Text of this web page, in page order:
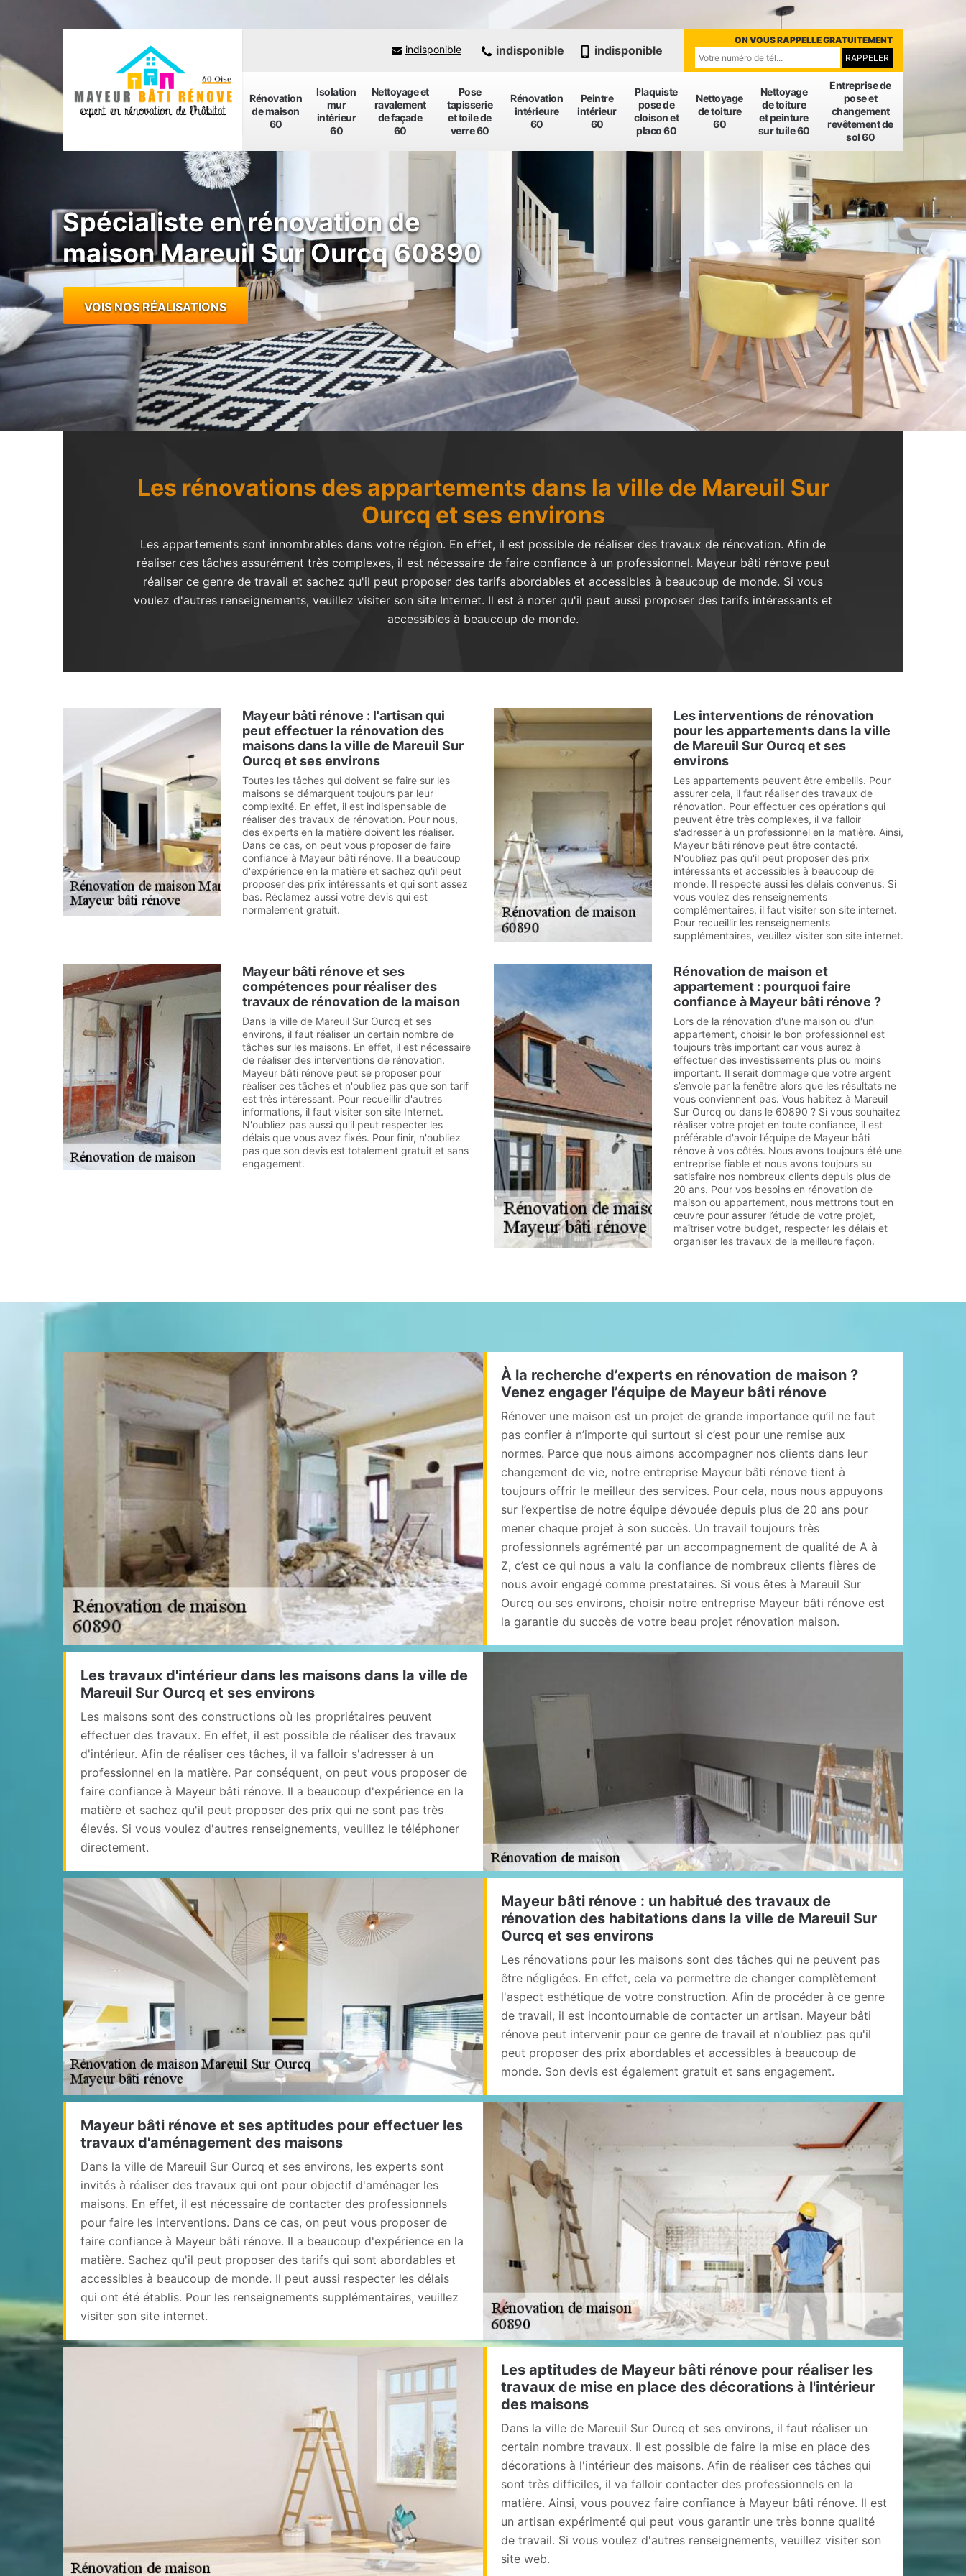
Rénovation
de maison
60
Isolation
mur
intérieur
60
Nettoyage et
ravalement
de façade
60
Pose
tapisserie
et toile de
verre 60
Rénovation
intérieure
60
Peintre
intérieur
60
Plaquiste
pose de
cloison et
placo 60
Nettoyage
de toiture
60
Nettoyage
de toiture
et peinture
sur tuile 60
Entreprise de
pose et
changement
revêtement de
sol 60
indisponible indisponible indisponible
ON VOUS RAPPELLE GRATUITEMENT
Spécialiste en rénovation de
maison Mareuil Sur Ourcq 60890
VOIS NOS RÉALISATIONS
Les rénovations des appartements dans la ville de Mareuil Sur
Ourcq et ses environs
Les appartements sont innombrables dans votre région. En effet, il est possible de réaliser des travaux de rénovation. Afin de
réaliser ces tâches assurément très complexes, il est nécessaire de faire confiance à un professionnel. Mayeur bâti rénove peut
réaliser ce genre de travail et sachez qu'il peut proposer des tarifs abordables et accessibles à beaucoup de monde. Si vous
voulez d'autres renseignements, veuillez visiter son site Internet. Il est à noter qu'il peut aussi proposer des tarifs intéressants et
accessibles à beaucoup de monde.
Mayeur bâti rénove : l'artisan qui
peut effectuer la rénovation des
maisons dans la ville de Mareuil Sur
Ourcq et ses environs
Toutes les tâches qui doivent se faire sur les
maisons se démarquent toujours par leur
complexité. En effet, il est indispensable de
réaliser des travaux de rénovation. Pour nous,
des experts en la matière doivent les réaliser.
Dans ce cas, on peut vous proposer de faire
confiance à Mayeur bâti rénove. Il a beaucoup
d'expérience en la matière et sachez qu'il peut
proposer des prix intéressants et qui sont assez
bas. Réclamez aussi votre devis qui est
normalement gratuit.
Les interventions de rénovation
pour les appartements dans la ville
de Mareuil Sur Ourcq et ses
environs
Les appartements peuvent être embellis. Pour
assurer cela, il faut réaliser des travaux de
rénovation. Pour effectuer ces opérations qui
peuvent être très complexes, il va falloir
s'adresser à un professionnel en la matière. Ainsi,
Mayeur bâti rénove peut être contacté.
N'oubliez pas qu'il peut proposer des prix
intéressants et accessibles à beaucoup de
monde. Il respecte aussi les délais convenus. Si
vous voulez des renseignements
complémentaires, il faut visiter son site internet.
Pour recueillir les renseignements
supplémentaires, veuillez visiter son site internet.
Mayeur bâti rénove et ses
compétences pour réaliser des
travaux de rénovation de la maison
Dans la ville de Mareuil Sur Ourcq et ses
environs, il faut réaliser un certain nombre de
tâches sur les maisons. En effet, il est nécessaire
de réaliser des interventions de rénovation.
Mayeur bâti rénove peut se proposer pour
réaliser ces tâches et n'oubliez pas que son tarif
est très intéressant. Pour recueillir d'autres
informations, il faut visiter son site Internet.
N'oubliez pas aussi qu'il peut respecter les
délais que vous avez fixés. Pour finir, n'oubliez
pas que son devis est totalement gratuit et sans
engagement.
Rénovation de maison et
appartement : pourquoi faire
confiance à Mayeur bâti rénove ?
Lors de la rénovation d'une maison ou d'un
appartement, choisir le bon professionnel est
toujours très important car vous aurez à
effectuer des investissements plus ou moins
important. Il serait dommage que votre argent
s’envole par la fenêtre alors que les résultats ne
vous conviennent pas. Vous habitez à Mareuil
Sur Ourcq ou dans le 60890 ? Si vous souhaitez
réaliser votre projet en toute confiance, il est
préférable d'avoir l’équipe de Mayeur bâti
rénove à vos côtés. Nous avons toujours été une
entreprise fiable et nous avons toujours su
satisfaire nos nombreux clients depuis plus de
20 ans. Pour vos besoins en rénovation de
maison ou appartement, nous mettrons tout en
œuvre pour assurer l’étude de votre projet,
maîtriser votre budget, respecter les délais et
organiser les travaux de la meilleure façon.
À la recherche d’experts en rénovation de maison ?
Venez engager l’équipe de Mayeur bâti rénove
Rénover une maison est un projet de grande importance qu’il ne faut
pas confier à n’importe qui surtout si c’est pour une remise aux
normes. Parce que nous aimons accompagner nos clients dans leur
changement de vie, notre entreprise Mayeur bâti rénove tient à
toujours offrir le meilleur des services. Pour cela, nous nous appuyons
sur l’expertise de notre équipe dévouée depuis plus de 20 ans pour
mener chaque projet à son succès. Un travail toujours très
professionnels agrémenté par un accompagnement de qualité de A à
Z, c’est ce qui nous a valu la confiance de nombreux clients fières de
nous avoir engagé comme prestataires. Si vous êtes à Mareuil Sur
Ourcq ou ses environs, choisir notre entreprise Mayeur bâti rénove est
la garantie du succès de votre beau projet rénovation maison.
Les travaux d'intérieur dans les maisons dans la ville de
Mareuil Sur Ourcq et ses environs
Les maisons sont des constructions où les propriétaires peuvent
effectuer des travaux. En effet, il est possible de réaliser des travaux
d'intérieur. Afin de réaliser ces tâches, il va falloir s'adresser à un
professionnel en la matière. Par conséquent, on peut vous proposer de
faire confiance à Mayeur bâti rénove. Il a beaucoup d'expérience en la
matière et sachez qu'il peut proposer des prix qui ne sont pas très
élevés. Si vous voulez d'autres renseignements, veuillez le téléphoner
directement.
Mayeur bâti rénove : un habitué des travaux de
rénovation des habitations dans la ville de Mareuil Sur
Ourcq et ses environs
Les rénovations pour les maisons sont des tâches qui ne peuvent pas
être négligées. En effet, cela va permettre de changer complètement
l'aspect esthétique de votre construction. Afin de procéder à ce genre
de travail, il est incontournable de contacter un artisan. Mayeur bâti
rénove peut intervenir pour ce genre de travail et n'oubliez pas qu'il
peut proposer des prix abordables et accessibles à beaucoup de
monde. Son devis est également gratuit et sans engagement.
Mayeur bâti rénove et ses aptitudes pour effectuer les
travaux d'aménagement des maisons
Dans la ville de Mareuil Sur Ourcq et ses environs, les experts sont
invités à réaliser des travaux qui ont pour objectif d'aménager les
maisons. En effet, il est nécessaire de contacter des professionnels
pour faire les interventions. Dans ce cas, on peut vous proposer de
faire confiance à Mayeur bâti rénove. Il a beaucoup d'expérience en la
matière. Sachez qu'il peut proposer des tarifs qui sont abordables et
accessibles à beaucoup de monde. Il peut aussi respecter les délais
qui ont été établis. Pour les renseignements supplémentaires, veuillez
visiter son site internet.
Les aptitudes de Mayeur bâti rénove pour réaliser les
travaux de mise en place des décorations à l'intérieur
des maisons
Dans la ville de Mareuil Sur Ourcq et ses environs, il faut réaliser un
certain nombre travaux. Il est possible de faire la mise en place des
décorations à l'intérieur des maisons. Afin de réaliser ces tâches qui
sont très difficiles, il va falloir contacter des professionnels en la
matière. Ainsi, vous pouvez faire confiance à Mayeur bâti rénove. Il est
un artisan expérimenté qui peut vous garantir une très bonne qualité
de travail. Si vous voulez d'autres renseignements, veuillez visiter son
site web.